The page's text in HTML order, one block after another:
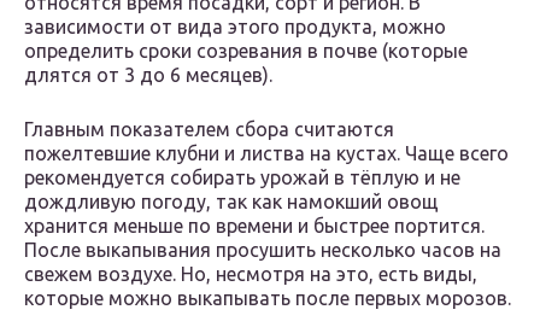
зависимости от вида этого продукта, можно
определить сроки созревания в почве (которые
длятся от 3 до 6 месяцев).
Главным показателем сбора считаются
пожелтевшие клубни и листва на кустах. Чаще всего
рекомендуется собирать урожай в тёплую и не
дождливую погоду, так как намокший овощ
хранится меньше по времени и быстрее портится.
После выкапывания просушить несколько часов на
свежем воздухе. Но, несмотря на это, есть виды,
которые можно выкапывать после первых морозов.